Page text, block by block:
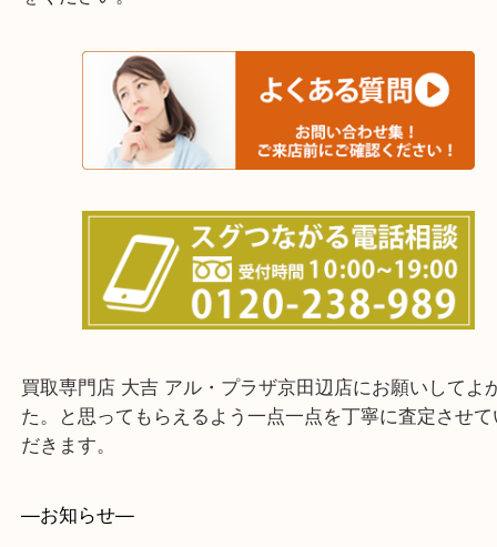
上記に記載がないエリアでもご相談ください。
・ご来店前に確認しておきたい！という方はお気